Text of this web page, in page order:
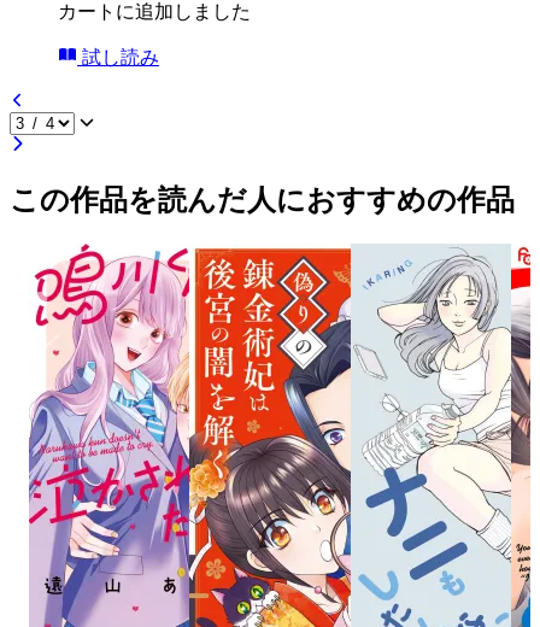
カートに追加しました
試し読み
この作品を読んだ人におすすめの作品